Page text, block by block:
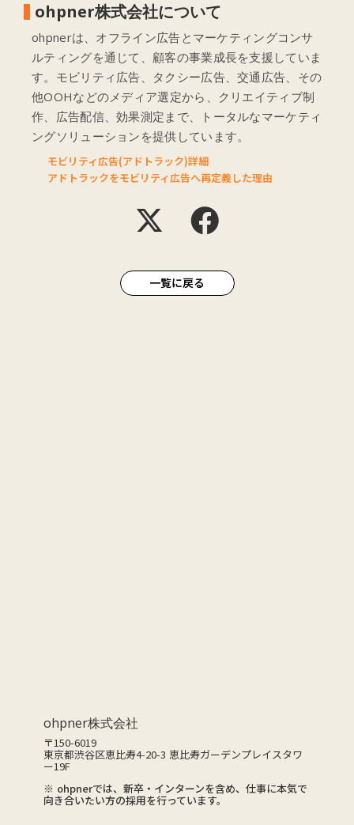
ohpner株式会社について
ohpnerは、オフライン広告とマーケティングコンサ
ルティングを通じて、顧客の事業成長を支援していま
す。モビリティ広告、タクシー広告、交通広告、その
他OOHなどのメディア選定から、クリエイティブ制
作、広告配信、効果測定まで、トータルなマーケティ
ングソリューションを提供しています。
モビリティ広告(アドトラック)詳細
アドトラックをモビリティ広告へ再定義した理由
一覧に戻る
ohpner株式会社
〒150-6019
東京都渋谷区恵比寿4-20-3 恵比寿ガーデンプレイスタワ
ー19F
※ ohpnerでは、新卒・インターンを含め、仕事に本気で
向き合いたい方の採用を行っています。